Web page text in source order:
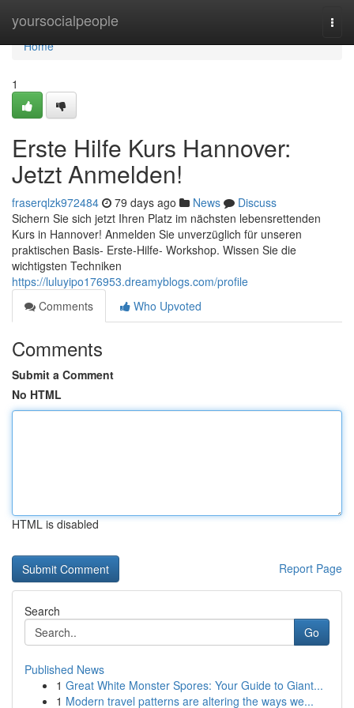
yoursocialpeople
Home
Home
1
Erste Hilfe Kurs Hannover:
Jetzt Anmelden!
fraserqlzk972484 79 days ago News
Discuss
Sichern Sie sich jetzt Ihren Platz im nächsten lebensrettenden
Kurs in Hannover! Anmelden Sie unverzüglich für unseren
praktischen Basis- Erste-Hilfe- Workshop. Wissen Sie die
wichtigsten Techniken
https://luluyipo176953.dreamyblogs.com/profile
Comments
Who Upvoted
Comments
Submit a Comment
No HTML
HTML is disabled
Report Page
Search
Go
Published News
1 Great White Monster Spores: Your Guide to Giant...
1 Modern travel patterns are altering the ways we...